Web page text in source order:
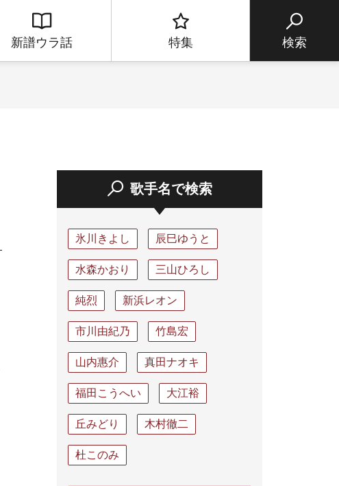
新譜ウラ話 特集 検索
歌手名で検索
氷川きよし 辰巳ゆうと
水森かおり 三山ひろし
純烈 新浜レオン
市川由紀乃 竹島宏
山内惠介 真田ナオキ
福田こうへい 大江裕
丘みどり 木村徹二
杜このみ